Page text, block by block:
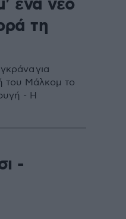
ένα νέο
τη
για
του Μάλκομ το
- Η
-